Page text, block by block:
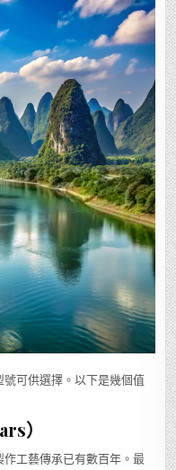
可供選擇。以下是幾個值
）
工藝傳承已有數百年。最